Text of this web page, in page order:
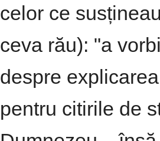
celor ce
ceva rău): "a
despre
pentru citirile de